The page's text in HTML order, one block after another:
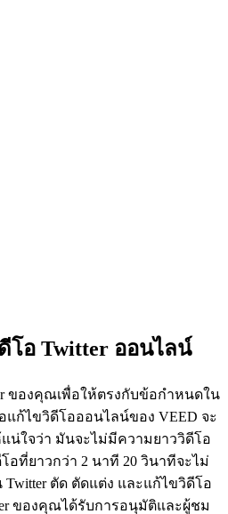
โอ Twitter ออนไลน์
ของคุณเพื่อให้ตรงกับข้อกำหนดใน
แก้ไขวิดีโอออนไลน์ของ VEED จะ
น่ใจว่า มันจะไม่มีความยาววิดีโอ
อที่ยาวกว่า 2 นาที 20 วินาทีจะไม่
ตัด ตัดแต่ง และแก้ไขวิดีโอ
ของคุณได้รับการอนุมัติและผู้ชม